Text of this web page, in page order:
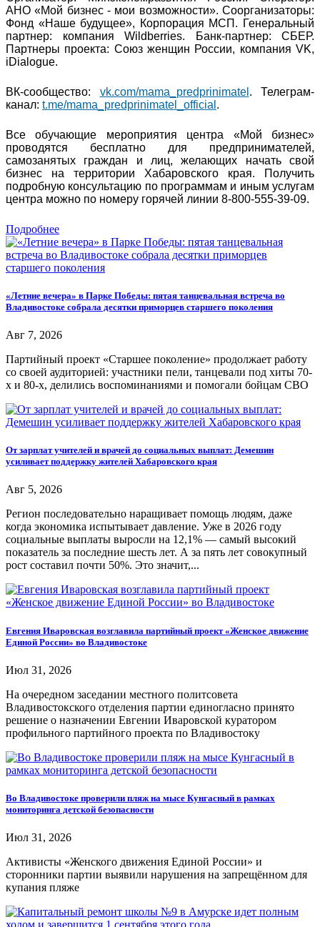
АНО «Мой бизнес - мои возможности». Соорганизаторы:
Фонд «Наше будущее», Корпорация МСП. Генеральный
партнер: компания Wildberries. Банк-партнер: СБЕР.
Партнеры проекта: Союз женщин России, компания VK,
iDialogue.
ВК-сообщество: vk.com/mama_predprinimatel . Телеграм-
канал: t.me/mama_predprinimatel_official .
Все обучающие мероприятия центра «Мой бизнес»
проводятся бесплатно для предпринимателей,
самозанятых граждан и лиц, желающих начать свой
бизнес на территории Хабаровского края. Получить
подробную консультацию по программам и иным услугам
центра можно по номеру горячей линии 8-800-555-39-09.
Подробнее
«Летние вечера» в Парке Победы: пятая танцевальная встреча во
Владивостоке собрала десятки приморцев старшего поколения
Авг 7, 2026
Партийный проект «Старшее поколение» продолжает работу
со своей аудиторией: участники пели, танцевали под хиты 70-
х и 80-х, делились воспоминаниями и помогали бойцам СВО
От зарплат учителей и врачей до социальных выплат: Демешин
усиливает поддержку жителей Хабаровского края
Авг 5, 2026
Регион последовательно наращивает помощь людям, даже
когда экономика испытывает давление. Уже в 2026 году
социальные выплаты выросли на 12,1% — самый высокий
показатель за последние шесть лет. А за пять лет совокупный
рост составил почти 50%. Это значит,...
Евгения Иваровская возглавила партийный проект «Женское движение
Единой России» во Владивостоке
Июл 31, 2026
На очередном заседании местного политсовета
Владивостокского отделения партии единогласно принято
решение о назначении Евгении Иваровской куратором
профильного партийного проекта по Владивостоку
Во Владивостоке проверили пляж на мысе Кунгасный в рамках
мониторинга детской безопасности
Июл 31, 2026
Активисты «Женского движения Единой России» и
сторонники партии выявили нарушения на запрещённом для
купания пляже